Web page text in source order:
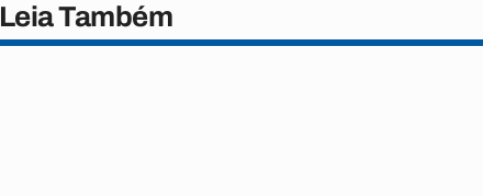
Leia Também